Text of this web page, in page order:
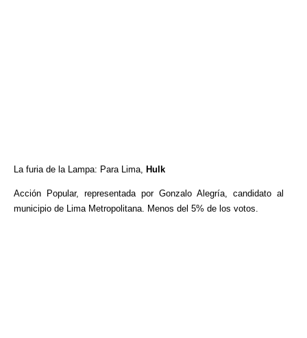
La furia de la Lampa: Para Lima, Hulk
Acción Popular, representada por Gonzalo Alegría, candidato al
municipio de Lima Metropolitana. Menos del 5% de los votos.